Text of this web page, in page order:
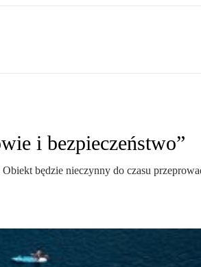
i bezpieczeństwo”
będzie nieczynny do czasu